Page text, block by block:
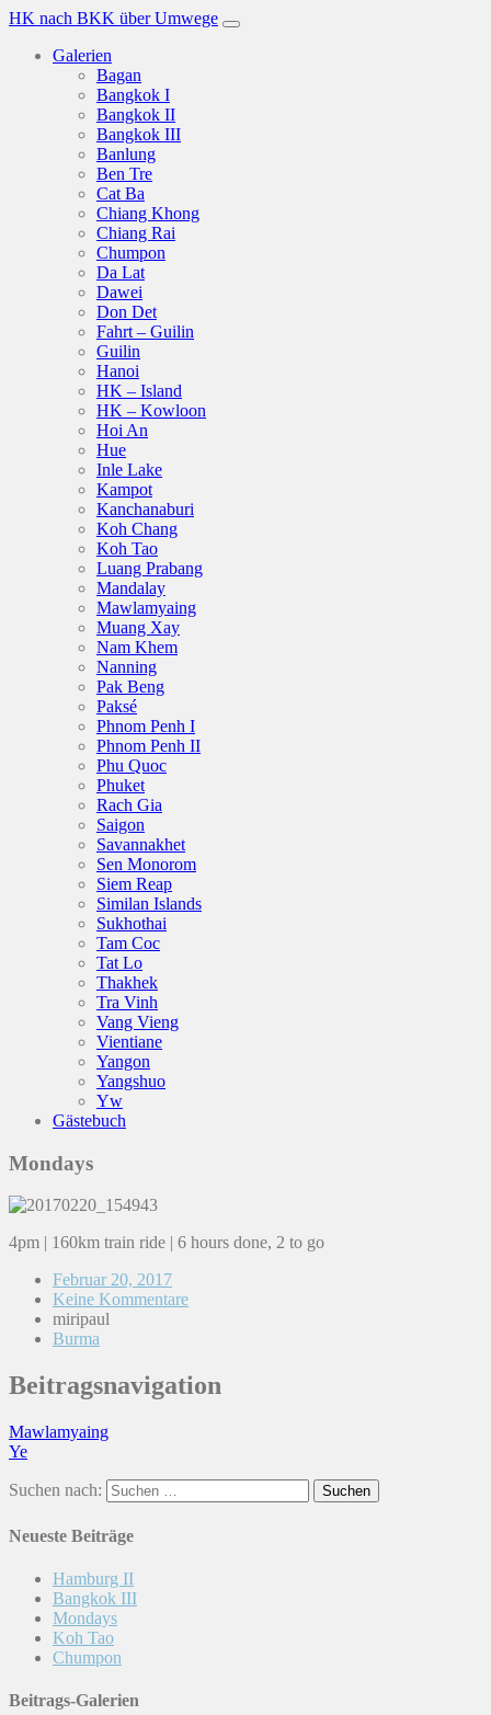
HK nach BKK über Umwege
Galerien
Bagan
Bangkok I
Bangkok II
Bangkok III
Banlung
Ben Tre
Cat Ba
Chiang Khong
Chiang Rai
Chumpon
Da Lat
Dawei
Don Det
Fahrt – Guilin
Guilin
Hanoi
HK – Island
HK – Kowloon
Hoi An
Hue
Inle Lake
Kampot
Kanchanaburi
Koh Chang
Koh Tao
Luang Prabang
Mandalay
Mawlamyaing
Muang Xay
Nam Khem
Nanning
Pak Beng
Paksé
Phnom Penh I
Phnom Penh II
Phu Quoc
Phuket
Rach Gia
Saigon
Savannakhet
Sen Monorom
Siem Reap
Similan Islands
Sukhothai
Tam Coc
Tat Lo
Thakhek
Tra Vinh
Vang Vieng
Vientiane
Yangon
Yangshuo
Yw
Gästebuch
Mondays
4pm | 160km train ride | 6 hours done, 2 to go
Februar 20, 2017
Keine Kommentare
miripaul
Burma
Beitragsnavigation
Mawlamyaing
Ye
Suchen nach:
Neueste Beiträge
Hamburg II
Bangkok III
Mondays
Koh Tao
Chumpon
Beitrags-Galerien